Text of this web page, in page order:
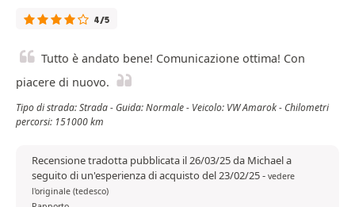
4/5
Tutto è andato bene! Comunicazione ottima! Con
piacere di nuovo.
Tipo di strada: Strada - Guida: Normale - Veicolo: VW Amarok - Chilometri
percorsi: 151000 km
Recensione tradotta pubblicata il 26/03/25 da Michael a
seguito di un'esperienza di acquisto del 23/02/25- vedere
l'originale (tedesco)